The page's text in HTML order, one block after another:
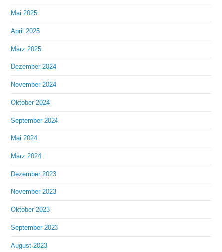
Mai 2025
April 2025
März 2025
Dezember 2024
November 2024
Oktober 2024
September 2024
Mai 2024
März 2024
Dezember 2023
November 2023
Oktober 2023
September 2023
August 2023